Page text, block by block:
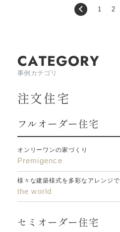
1 2
CATEGORY
事例カテゴリ
注文住宅
フルオーダー住宅
オンリーワンの家づくり
Premigence
様々な建築様式を多彩なアレンジで
the world
セミオーダー住宅